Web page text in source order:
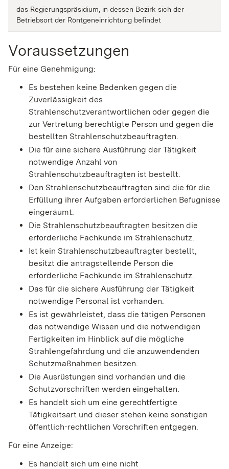
das Regierungspräsidium, in dessen Bezirk sich der
Betriebsort der Röntgeneinrichtung befindet
Voraussetzungen
Für eine Genehmigung:
Es bestehen keine Bedenken gegen die
Zuverlässigkeit des
Strahlenschutzverantwortlichen oder gegen die
zur Vertretung berechtigte Person und gegen die
bestellten Strahlenschutzbeauftragten.
Die für eine sichere Ausführung der Tätigkeit
notwendige Anzahl von
Strahlenschutzbeauftragten ist bestellt.
Den Strahlenschutzbeauftragten sind die für die
Erfüllung ihrer Aufgaben erforderlichen Befugnisse
eingeräumt.
Die Strahlenschutzbeauftragten besitzen die
erforderliche Fachkunde im Strahlenschutz.
Ist kein Strahlenschutzbeauftragter bestellt,
besitzt die antragstellende Person die
erforderliche Fachkunde im Strahlenschutz.
Das für die sichere Ausführung der Tätigkeit
notwendige Personal ist vorhanden.
Es ist gewährleistet, dass die tätigen Personen
das notwendige Wissen und die notwendigen
Fertigkeiten im Hinblick auf die mögliche
Strahlengefährdung und die anzuwendenden
Schutzmaßnahmen besitzen.
Die Ausrüstungen sind vorhanden und die
Schutzvorschriften werden eingehalten.
Es handelt sich um eine gerechtfertigte
Tätigkeitsart und dieser stehen keine sonstigen
öffentlich-rechtlichen Vorschriften entgegen.
Für eine Anzeige:
Es handelt sich um eine nicht